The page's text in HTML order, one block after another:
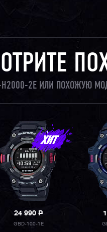
H2000-2E ИЛИ ПОХОЖУЮ
24 990P
GBD-100-1E